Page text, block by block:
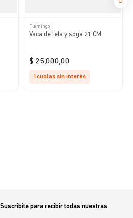
Flamingo
Vaca de tela y soga 21 CM
$ 25.000,00
1 cuotas sin interés
Suscribite para recibir todas nuestras